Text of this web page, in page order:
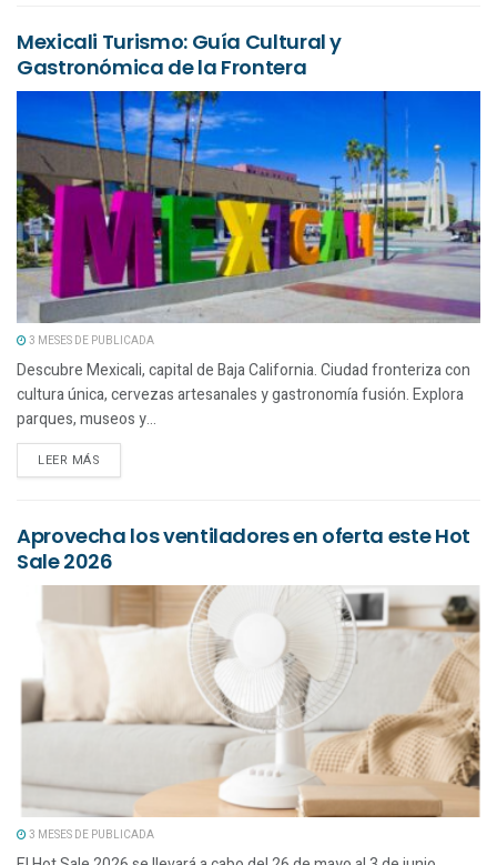
Mexicali Turismo: Guía Cultural y
Gastronómica de la Frontera
3 MESES DE PUBLICADA
Descubre Mexicali, capital de Baja California. Ciudad fronteriza con
cultura única, cervezas artesanales y gastronomía fusión. Explora
parques, museos y...
LEER MÁS
Aprovecha los ventiladores en oferta este Hot
Sale 2026
3 MESES DE PUBLICADA